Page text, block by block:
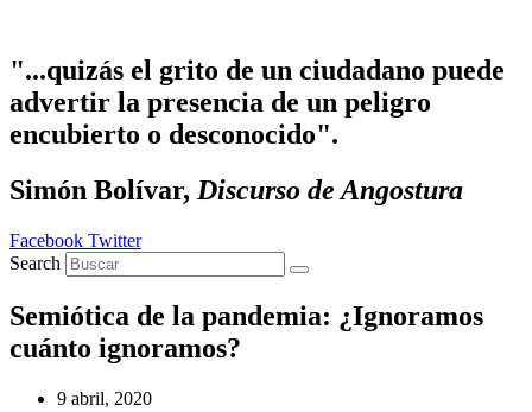
contenido
"...quizás el grito de un ciudadano puede
advertir la presencia de un peligro
encubierto o desconocido".
Simón Bolívar, Discurso de Angostura
Facebook Twitter
Search
Semiótica de la pandemia: ¿Ignoramos
cuánto ignoramos?
9 abril, 2020